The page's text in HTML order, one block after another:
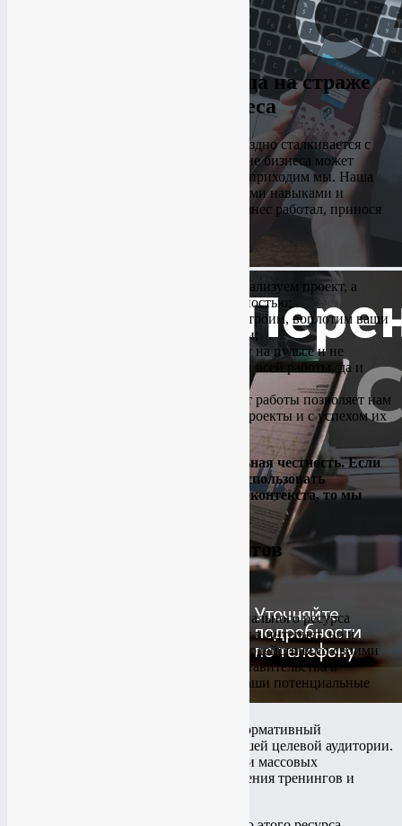
Студия Мантач – всегда на страже
вашего бизнеса
Каждый предприниматель рано или поздно сталкивается с
масштабированием своего дела. Ведение бизнеса может
изрядно утомить вас. Тогда на помощь приходим мы. Наша
веб-студия обладает всеми необходимыми навыками и
инструментами для того чтобы ваш бизнес работал, принося
Творческий подход. Не просто реализуем проект, а
сделаем это со вкусом и креативностью;
Оперативность. Разработаем, настроим, воплотим ваши
идеи и планы в кратчайшие сроки;
Всегда на связи. Мы держим руку на пульсе и не
скрываемся от вас на протяжении всей работы, да и
Профессионализм. Большой опыт работы позволяет нам
браться даже за самые сложные проекты и с успехом их
Принцип нашей работы – максимальная честность. Если
для вашего бизнеса не эффективно использовать
продвижение в соц. сетях, настройка контекста, то мы
Создание сайтов
. Разработка функционального ресурса
позволит вам не только вывести бизнес в интернет, но и
значительно расширить границы взаимодействия со своими
клиентами. С помощью личного представительства в
интернете вырастет ваш авторитет, а ваши потенциальные
. Красочный и информативный
одностраничник зацепит внимание вашей целевой аудитории.
Подходит для оповещений организации массовых
мероприятий, сбора контактов, проведения тренингов и